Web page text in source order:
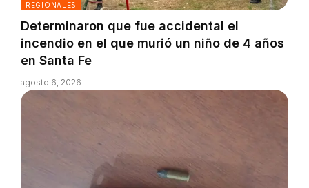
REGIONALES
Determinaron que fue accidental el
incendio en el que murió un niño de 4 años
en Santa Fe
agosto 6, 2026